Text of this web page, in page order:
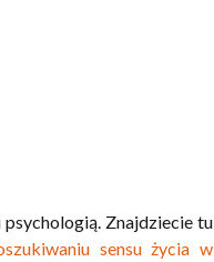
Znajdziecie tu
sensu życia w